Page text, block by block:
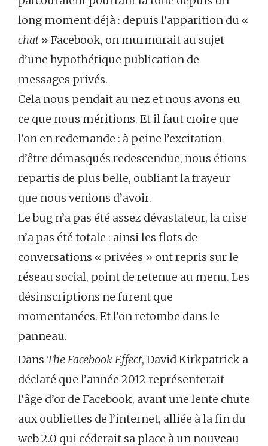
long moment déjà : depuis l’apparition du «
chat » Facebook, on murmurait au sujet
d’une hypothétique publication de
messages privés.
Cela nous pendait au nez et nous avons eu
ce que nous méritions. Et il faut croire que
l’on en redemande : à peine l’excitation
d’être démasqués redescendue, nous étions
repartis de plus belle, oubliant la frayeur
que nous venions d’avoir.
Le bug n’a pas été assez dévastateur, la crise
n’a pas été totale : ainsi les flots de
conversations « privées » ont repris sur le
réseau social, point de retenue au menu. Les
désinscriptions ne furent que
momentanées. Et l’on retombe dans le
panneau.
Dans The Facebook Effect, David Kirkpatrick a
déclaré que l’année 2012 représenterait
l’âge d’or de Facebook, avant une lente chute
aux oubliettes de l’internet, alliée à la fin du
web 2.0 qui céderait sa place à un nouveau